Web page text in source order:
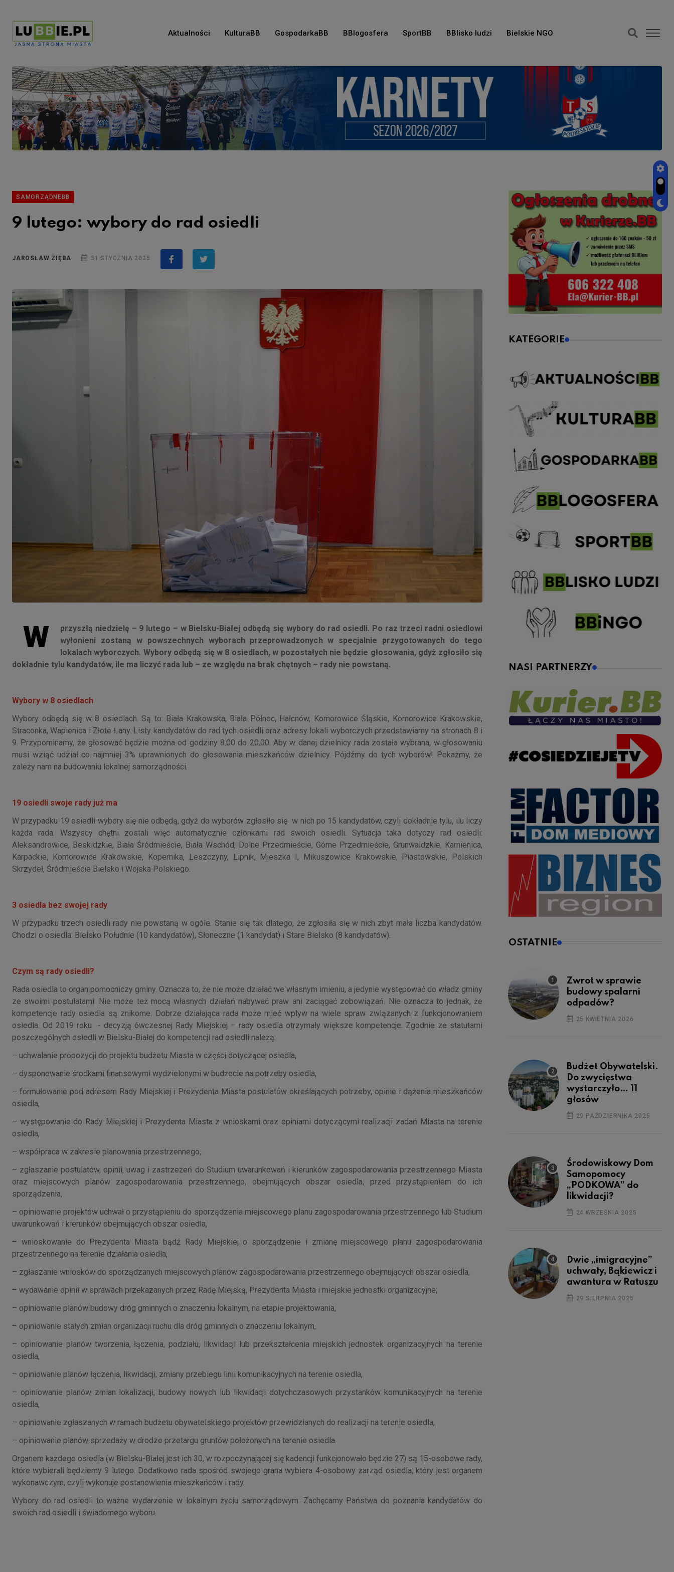
Aktualności KulturaBB GospodarkaBB BBlogosfera SportBB BBlisko ludzi Bielskie NGO
SAMORZĄDNEBB
9 lutego: wybory do rad osiedli
JAROSŁAW ZIĘBA 31 STYCZNIA 2025
W
przyszłą niedzielę – 9 lutego – w Bielsku-Białej odbędą się wybory do rad osiedli. Po raz trzeci radni osiedlowi
wyłonieni zostaną w powszechnych wyborach przeprowadzonych w specjalnie przygotowanych do tego
lokalach wyborczych. Wybory odbędą się w 8 osiedlach, w pozostałych nie będzie głosowania, gdyż zgłosiło się
dokładnie tylu kandydatów, ile ma liczyć rada lub – ze względu na brak chętnych – rady nie powstaną.
Wybory w 8 osiedlach
Wybory odbędą się w 8 osiedlach. Są to: Biała Krakowska, Biała Północ, Hałcnów, Komorowice Śląskie, Komorowice Krakowskie,
Straconka, Wapienica i Złote Łany. Listy kandydatów do rad tych osiedli oraz adresy lokali wyborczych przedstawiamy na stronach 8 i
9. Przypominamy, że głosować będzie można od godziny 8.00 do 20.00. Aby w danej dzielnicy rada została wybrana, w głosowaniu
musi wziąć udział co najmniej 3% uprawnionych do głosowania mieszkańców dzielnicy. Pójdźmy do tych wyborów! Pokażmy, że
zależy nam na budowaniu lokalnej samorządności.
19 osiedli swoje rady już ma
W przypadku 19 osiedli wybory się nie odbędą, gdyż do wyborów zgłosiło się w nich po 15 kandydatów, czyli dokładnie tylu, ilu liczy
każda rada. Wszyscy chętni zostali więc automatycznie członkami rad swoich osiedli. Sytuacja taka dotyczy rad osiedli:
Aleksandrowice, Beskidzkie, Biała Śródmieście, Biała Wschód, Dolne Przedmieście, Górne Przedmieście, Grunwaldzkie, Kamienica,
Karpackie, Komorowice Krakowskie, Kopernika, Leszczyny, Lipnik, Mieszka I, Mikuszowice Krakowskie, Piastowskie, Polskich
Skrzydeł, Śródmieście Bielsko i Wojska Polskiego.
3 osiedla bez swojej rady
W przypadku trzech osiedli rady nie powstaną w ogóle. Stanie się tak dlatego, że zgłosiła się w nich zbyt mała liczba kandydatów.
Chodzi o osiedla: Bielsko Południe (10 kandydatów), Słoneczne (1 kandydat) i Stare Bielsko (8 kandydatów).
Czym są rady osiedli?
Rada osiedla to organ pomocniczy gminy. Oznacza to, że nie może działać we własnym imieniu, a jedynie występować do władz gminy
ze swoimi postulatami. Nie może też mocą własnych działań nabywać praw ani zaciągać zobowiązań. Nie oznacza to jednak, że
kompetencje rady osiedla są znikome. Dobrze działająca rada może mieć wpływ na wiele spraw związanych z funkcjonowaniem
osiedla. Od 2019 roku - decyzją ówczesnej Rady Miejskiej – rady osiedla otrzymały większe kompetencje. Zgodnie ze statutami
poszczególnych osiedli w Bielsku-Białej do kompetencji rad osiedli należą:
– uchwalanie propozycji do projektu budżetu Miasta w części dotyczącej osiedla,
– dysponowanie środkami finansowymi wydzielonymi w budżecie na potrzeby osiedla,
– formułowanie pod adresem Rady Miejskiej i Prezydenta Miasta postulatów określających potrzeby, opinie i dążenia mieszkańców
osiedla,
– występowanie do Rady Miejskiej i Prezydenta Miasta z wnioskami oraz opiniami dotyczącymi realizacji zadań Miasta na terenie
osiedla,
– współpraca w zakresie planowania przestrzennego,
– zgłaszanie postulatów, opinii, uwag i zastrzeżeń do Studium uwarunkowań i kierunków zagospodarowania przestrzennego Miasta
oraz miejscowych planów zagospodarowania przestrzennego, obejmujących obszar osiedla, przed przystąpieniem do ich
sporządzenia,
– opiniowanie projektów uchwał o przystąpieniu do sporządzenia miejscowego planu zagospodarowania przestrzennego lub Studium
uwarunkowań i kierunków obejmujących obszar osiedla,
– wnioskowanie do Prezydenta Miasta bądź Rady Miejskiej o sporządzenie i zmianę miejscowego planu zagospodarowania
przestrzennego na terenie działania osiedla,
– zgłaszanie wniosków do sporządzanych miejscowych planów zagospodarowania przestrzennego obejmujących obszar osiedla,
– wydawanie opinii w sprawach przekazanych przez Radę Miejską, Prezydenta Miasta i miejskie jednostki organizacyjne;
– opiniowanie planów budowy dróg gminnych o znaczeniu lokalnym, na etapie projektowania,
– opiniowanie stałych zmian organizacji ruchu dla dróg gminnych o znaczeniu lokalnym,
– opiniowanie planów tworzenia, łączenia, podziału, likwidacji lub przekształcenia miejskich jednostek organizacyjnych na terenie
osiedla,
– opiniowanie planów łączenia, likwidacji, zmiany przebiegu linii komunikacyjnych na terenie osiedla,
– opiniowanie planów zmian lokalizacji, budowy nowych lub likwidacji dotychczasowych przystanków komunikacyjnych na terenie
osiedla,
– opiniowanie zgłaszanych w ramach budżetu obywatelskiego projektów przewidzianych do realizacji na terenie osiedla,
– opiniowanie planów sprzedaży w drodze przetargu gruntów położonych na terenie osiedla.
Organem każdego osiedla (w Bielsku-Białej jest ich 30, w rozpoczynającej się kadencji funkcjonowało będzie 27) są 15-osobowe rady,
które wybierali będziemy 9 lutego. Dodatkowo rada spośród swojego grana wybiera 4-osobowy zarząd osiedla, który jest organem
wykonawczym, czyli wykonuje postanowienia mieszkańców i rady.
Wybory do rad osiedli to ważne wydarzenie w lokalnym życiu samorządowym. Zachęcamy Państwa do poznania kandydatów do
swoich rad osiedli i świadomego wyboru.
KATEGORIE
NASI PARTNERZY
OSTATNIE
Zwrot w sprawie
budowy spalarni
odpadów?
25 KWIETNIA 2026
Budżet Obywatelski.
Do zwycięstwa
wystarczyło… 11
głosów
29 PAŹDZIERNIKA 2025
Środowiskowy Dom
Samopomocy
„PODKOWA” do
likwidacji?
24 WRZEŚNIA 2025
Dwie „imigracyjne”
uchwały, Bąkiewicz i
awantura w Ratuszu
29 SIERPNIA 2025